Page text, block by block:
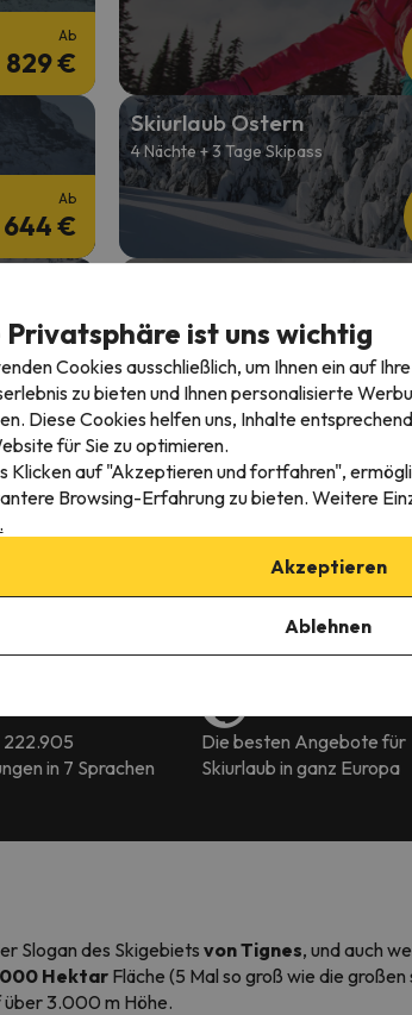
Ab
829 €
Ab
644 €
Skiurlaub Ostern
4 Nächte + 3 Tage Skipass
Ab
242 €
222.905
in 7 Sprachen
Die besten Angebote für
Skiurlaub in ganz Europa
Slogan des Skigebiets von Tignes, und auch
HektarFläche (5 Mal so groß wie die
über 3.000 m Höhe.
Privatsphäre ist uns wichtig
Cookies ausschließlich, um Ihnen ein auf
zu bieten und Ihnen personalisierte
Diese Cookies helfen uns, Inhalte
für Sie zu optimieren.
Klicken auf "Akzeptieren und fortfahren",
Browsing-Erfahrung zu bieten. Weitere
Akzeptieren
Ablehnen